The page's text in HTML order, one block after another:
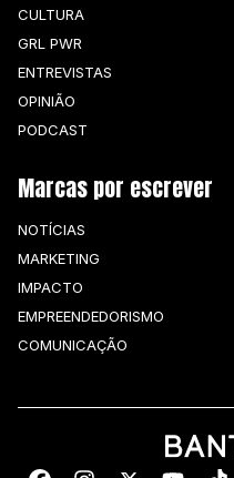
CULTURA
GRL PWR
ENTREVISTAS
OPINIÃO
PODCAST
Marcas por escrever
NOTÍCIAS
MARKETING
IMPACTO
EMPREENDEDORISMO
COMUNICAÇÃO